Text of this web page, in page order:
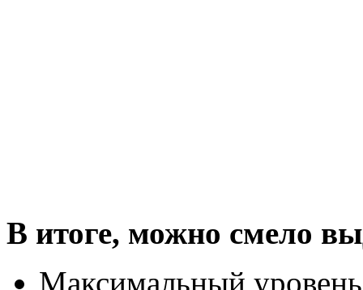
В итоге, можно смело
Максимальный